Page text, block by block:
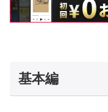
基本編